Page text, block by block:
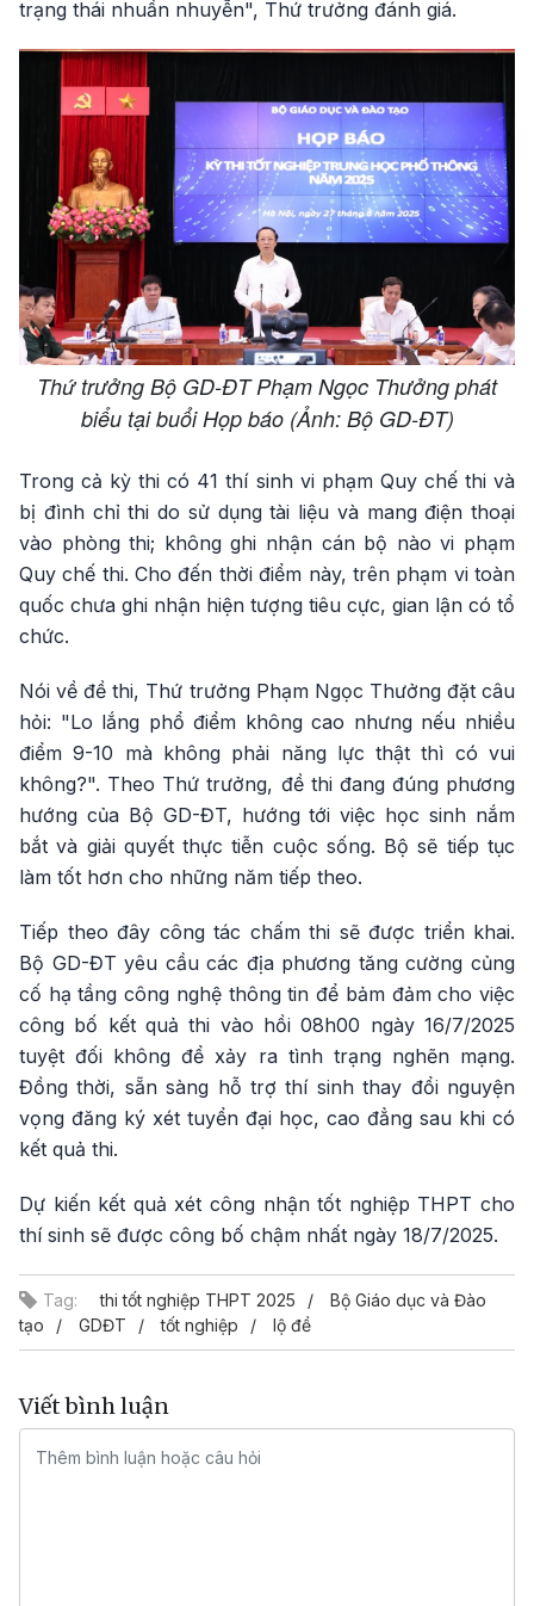
trạng thái nhuần nhuyễn", Thứ trưởng đánh giá.
Thứ trưởng Bộ GD-ĐT Phạm Ngọc Thưởng phát
biểu tại buổi Họp báo (Ảnh: Bộ GD-ĐT)
Trong cả kỳ thi có 41 thí sinh vi phạm Quy chế thi và
bị đình chỉ thi do sử dụng tài liệu và mang điện thoại
vào phòng thi; không ghi nhận cán bộ nào vi phạm
Quy chế thi. Cho đến thời điểm này, trên phạm vi toàn
quốc chưa ghi nhận hiện tượng tiêu cực, gian lận có tổ
chức.
Nói về đề thi, Thứ trưởng Phạm Ngọc Thưởng đặt câu
hỏi: "Lo lắng phổ điểm không cao nhưng nếu nhiều
điểm 9-10 mà không phải năng lực thật thì có vui
không?". Theo Thứ trưởng, đề thi đang đúng phương
hướng của Bộ GD-ĐT, hướng tới việc học sinh nắm
bắt và giải quyết thực tiễn cuộc sống. Bộ sẽ tiếp tục
làm tốt hơn cho những năm tiếp theo.
Tiếp theo đây công tác chấm thi sẽ được triển khai.
Bộ GD-ĐT yêu cầu các địa phương tăng cường củng
cố hạ tầng công nghệ thông tin để bảm đảm cho việc
công bố kết quả thi vào hồi 08h00 ngày 16/7/2025
tuyệt đối không để xảy ra tình trạng nghẽn mạng.
Đồng thời, sẵn sàng hỗ trợ thí sinh thay đổi nguyện
vọng đăng ký xét tuyển đại học, cao đẳng sau khi có
kết quả thi.
Dự kiến kết quả xét công nhận tốt nghiệp THPT cho
thí sinh sẽ được công bố chậm nhất ngày 18/7/2025.
Tag: thi tốt nghiệp THPT 2025
Bộ Giáo dục và Đào
tạo
GDĐT tốt nghiệp lộ đề
Viết bình luận